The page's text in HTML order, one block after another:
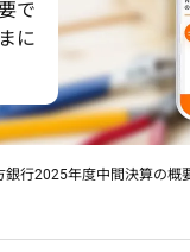
で
に
行2025年度中間決算の